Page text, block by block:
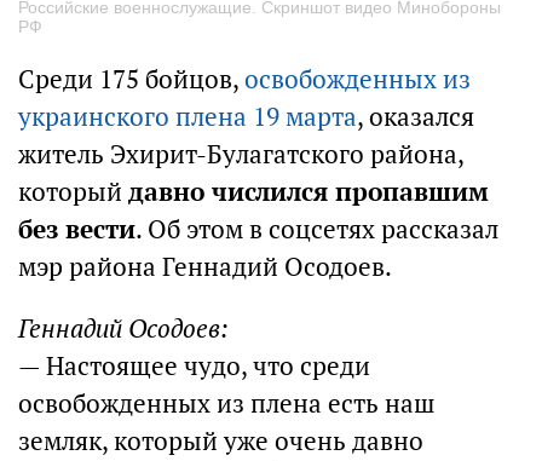
Российские военнослужащие. Скриншот видео Минобороны
РФ
Среди 175 бойцов,освобожденных из
украинского плена 19 марта, оказался
житель Эхирит-Булагатского района,
который давно числился пропавшим
без вести. Об этом в соцсетях рассказал
мэр района Геннадий Осодоев.
Геннадий Осодоев:
— Настоящее чудо, что среди
освобожденных из плена есть наш
земляк, который уже очень давно